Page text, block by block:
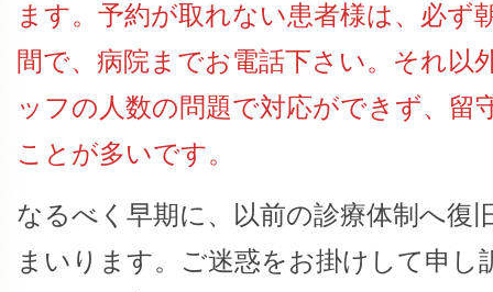
ます。予約が取れない患者様は、必ず
間で、病院までお電話下さい。それ以
ッフの人数の問題で対応ができず、留
ことが多いです。
なるべく早期に、以前の診療体制へ復
まいります。ご迷惑をお掛けして申し